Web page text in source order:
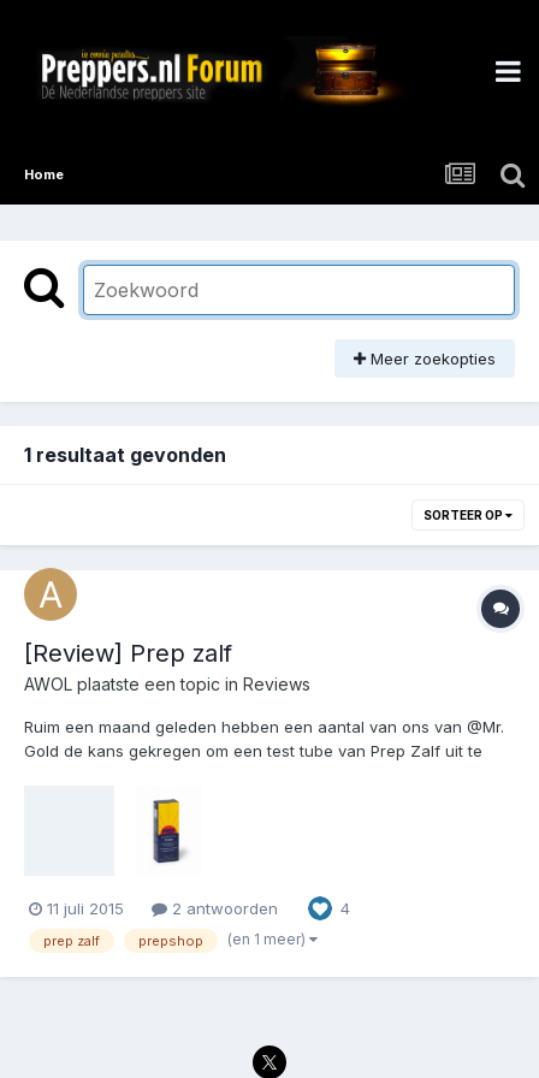
Home
Meer zoekopties
1 resultaat gevonden
SORTEER OP
[Review] Prep zalf
AWOL plaatste een topic in Reviews
Ruim een maand geleden hebben een aantal van ons van @Mr.
Gold de kans gekregen om een test tube van Prep Zalf uit te
echte-Prepzalf-nu-in-de-Prepshop-reviewers-gezocht En in de
prepshop: https://prepshop.nl/prep-huidcreme-in...
11 juli 2015 2 antwoorden 4
prep zalf prepshop (en 1 meer)